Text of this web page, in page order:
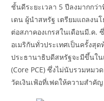
ชั้นดีระยะเวลา 5 ปีลงมากก
เดน ผู้นำสหรัฐ เตรียมแถลงน
ต่อสภาคองเกรสในเดือนมี.ค.
อเมริกันทั่วประเทศเป็นครั้งสุ
ประธานาธิบดีสหรัฐจะมีขึ้นใ
(Core PCE) ซึ่งไม่นับรวมหม
วัดเงินเฟ้อที่เฟดให้ความสำคั